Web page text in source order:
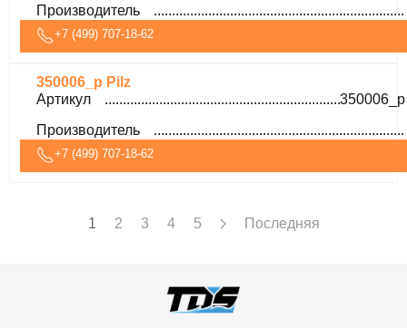
Производитель
+7 (499) 707-18-62
350006_p Pilz
Артикул
350006_p
Производитель
+7 (499) 707-18-62
1 2 3 4 5 Последняя